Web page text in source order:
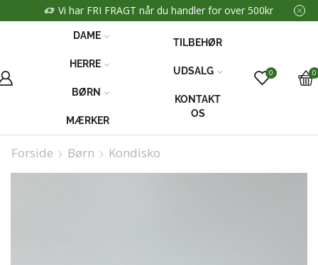
Vi har FRI FRAGT når du handler for over 500kr
DAME
HERRE
BØRN
MÆRKER
TILBEHØR
UDSALG
KONTAKT
OS
0 0
Forside Børn Kondisko